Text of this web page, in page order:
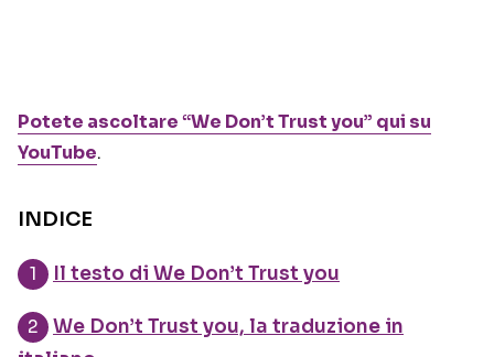
Potete ascoltare “We Don’t Trust you” qui su
YouTube.
INDICE
Il testo di We Don’t Trust you
We Don’t Trust you, la traduzione in